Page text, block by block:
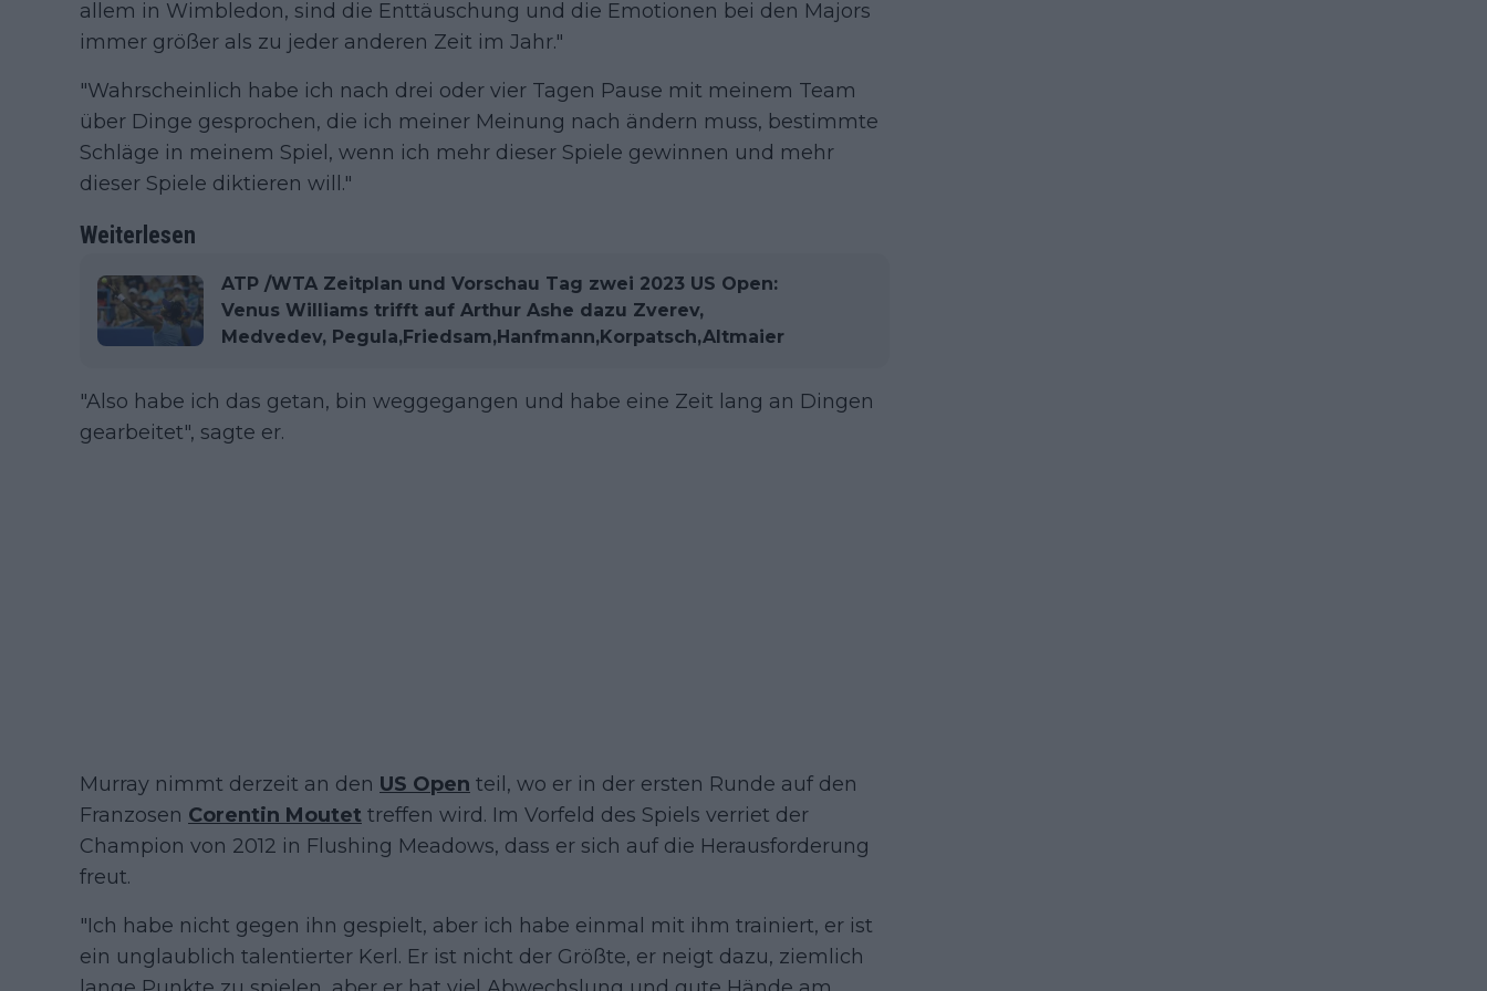
allem in Wimbledon, sind die Enttäuschung und die Emotionen bei den Majors
immer größer als zu jeder anderen Zeit im Jahr."
"Wahrscheinlich habe ich nach drei oder vier Tagen Pause mit meinem Team
über Dinge gesprochen, die ich meiner Meinung nach ändern muss, bestimmte
Schläge in meinem Spiel, wenn ich mehr dieser Spiele gewinnen und mehr
dieser Spiele diktieren will."
Weiterlesen
ATP /WTA Zeitplan und Vorschau Tag zwei 2023 US Open:
Venus Williams trifft auf Arthur Ashe dazu Zverev,
Medvedev, Pegula,Friedsam,Hanfmann,Korpatsch,Altmaier
"Also habe ich das getan, bin weggegangen und habe eine Zeit lang an Dingen
gearbeitet", sagte er.
Murray nimmt derzeit an den US Open teil, wo er in der ersten Runde auf den
Franzosen Corentin Moutet treffen wird. Im Vorfeld des Spiels verriet der
Champion von 2012 in Flushing Meadows, dass er sich auf die Herausforderung
freut.
"Ich habe nicht gegen ihn gespielt, aber ich habe einmal mit ihm trainiert, er ist
ein unglaublich talentierter Kerl. Er ist nicht der Größte, er neigt dazu, ziemlich